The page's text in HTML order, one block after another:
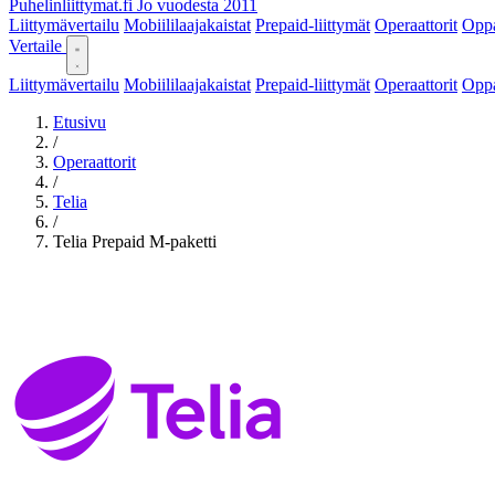
Puhelinliittymat.fi Jo vuodesta 2011
Liittymävertailu Mobiililaajakaistat Prepaid-liittymät Operaattorit
Vertaile
Liittymävertailu Mobiililaajakaistat Prepaid-liittymät Operaattorit
Etusivu
/
Operaattorit
/
Telia
/
Telia Prepaid M-paketti